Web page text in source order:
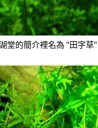
堂的簡介裡名為 "田字草"